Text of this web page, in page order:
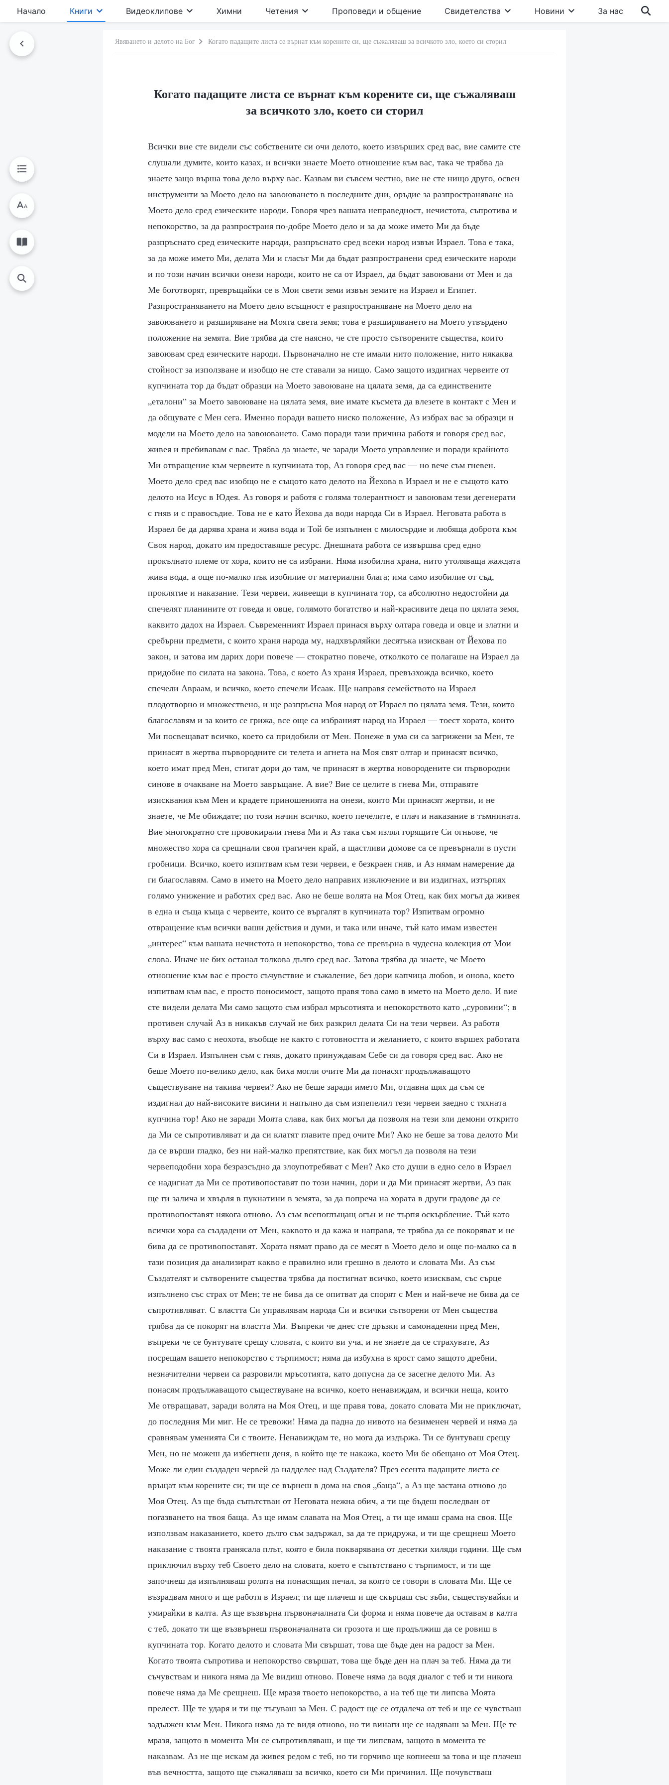
Начало Книги Видеоклипове Химни Четения Проповеди и общение Свидетелства Новини За нас
Явяването и делото на Бог Когато падащите листа се върнат към корените си, ще съжаляваш за всичкото зло, което си сторил
Когато падащите листа се върнат към корените си, ще съжаляваш
за всичкото зло, което си сторил
Всички вие сте видели със собствените си очи делото, което извърших сред вас, вие самите сте
слушали думите, които казах, и всички знаете Моето отношение към вас, така че трябва да
знаете защо върша това дело върху вас. Казвам ви съвсем честно, вие не сте нищо друго, освен
инструменти за Моето дело на завоюването в последните дни, оръдие за разпространяване на
Моето дело сред езическите народи. Говоря чрез вашата неправедност, нечистота, съпротива и
непокорство, за да разпространя по-добре Моето дело и за да може името Ми да бъде
разпръснато сред езическите народи, разпръснато сред всеки народ извън Израел. Това е така,
за да може името Ми, делата Ми и гласът Ми да бъдат разпространени сред езическите народи
и по този начин всички онези народи, които не са от Израел, да бъдат завоювани от Мен и да
Ме боготворят, превръщайки се в Мои свети земи извън земите на Израел и Египет.
Разпространяването на Моето дело всъщност е разпространяване на Моето дело на
завоюването и разширяване на Моята света земя; това е разширяването на Моето утвърдено
положение на земята. Вие трябва да сте наясно, че сте просто сътворените същества, които
завоювам сред езическите народи. Първоначално не сте имали нито положение, нито някаква
стойност за използване и изобщо не сте ставали за нищо. Само защото издигнах червеите от
купчината тор да бъдат образци на Моето завоюване на цялата земя, да са единствените
„еталони“ за Моето завоюване на цялата земя, вие имате късмета да влезете в контакт с Мен и
да общувате с Мен сега. Именно поради вашето ниско положение, Аз избрах вас за образци и
модели на Моето дело на завоюването. Само поради тази причина работя и говоря сред вас,
живея и пребивавам с вас. Трябва да знаете, че заради Моето управление и поради крайното
Ми отвращение към червеите в купчината тор, Аз говоря сред вас — но вече съм гневен.
Моето дело сред вас изобщо не е същото като делото на Йехова в Израел и не е същото като
делото на Исус в Юдея. Аз говоря и работя с голяма толерантност и завоювам тези дегенерати
с гняв и с правосъдие. Това не е като Йехова да води народа Си в Израел. Неговата работа в
Израел бе да дарява храна и жива вода и Той бе изпълнен с милосърдие и любяща доброта към
Своя народ, докато им предоставяше ресурс. Днешната работа се извършва сред едно
прокълнато племе от хора, които не са избрани. Няма изобилна храна, нито утоляваща жаждата
жива вода, а още по-малко пък изобилие от материални блага; има само изобилие от съд,
проклятие и наказание. Тези червеи, живеещи в купчината тор, са абсолютно недостойни да
спечелят планините от говеда и овце, голямото богатство и най-красивите деца по цялата земя,
каквито дадох на Израел. Съвременният Израел принася върху олтара говеда и овце и златни и
сребърни предмети, с които храня народа му, надхвърляйки десятъка изискван от Йехова по
закон, и затова им дарих дори повече — стократно повече, отколкото се полагаше на Израел да
придобие по силата на закона. Това, с което Аз храня Израел, превъзхожда всичко, което
спечели Авраам, и всичко, което спечели Исаак. Ще направя семейството на Израел
плодотворно и множествено, и ще разпръсна Моя народ от Израел по цялата земя. Тези, които
благославям и за които се грижа, все още са избраният народ на Израел — тоест хората, които
Ми посвещават всичко, което са придобили от Мен. Понеже в ума си са загрижени за Мен, те
принасят в жертва първородните си телета и агнета на Моя свят олтар и принасят всичко,
което имат пред Мен, стигат дори до там, че принасят в жертва новородените си първородни
синове в очакване на Моето завръщане. А вие? Вие се целите в гнева Ми, отправяте
изисквания към Мен и крадете приношенията на онези, които Ми принасят жертви, и не
знаете, че Ме обиждате; по този начин всичко, което печелите, е плач и наказание в тъмнината.
Вие многократно сте провокирали гнева Ми и Аз така съм излял горящите Си огньове, че
множество хора са срещнали своя трагичен край, а щастливи домове са се превърнали в пусти
гробници. Всичко, което изпитвам към тези червеи, е безкраен гняв, и Аз нямам намерение да
ги благославям. Само в името на Моето дело направих изключение и ви издигнах, изтърпях
голямо унижение и работих сред вас. Ако не беше волята на Моя Отец, как бих могъл да живея
в една и съща къща с червеите, които се въргалят в купчината тор? Изпитвам огромно
отвращение към всички ваши действия и думи, и така или иначе, тъй като имам известен
„интерес“ към вашата нечистота и непокорство, това се превърна в чудесна колекция от Мои
слова. Иначе не бих останал толкова дълго сред вас. Затова трябва да знаете, че Моето
отношение към вас е просто съчувствие и съжаление, без дори капчица любов, и онова, което
изпитвам към вас, е просто поносимост, защото правя това само в името на Моето дело. И вие
сте видели делата Ми само защото съм избрал мръсотията и непокорството като „суровини“; в
противен случай Аз в никакъв случай не бих разкрил делата Си на тези червеи. Аз работя
върху вас само с неохота, въобще не както с готовността и желанието, с които вършех работата
Си в Израел. Изпълнен съм с гняв, докато принуждавам Себе си да говоря сред вас. Ако не
беше Моето по-велико дело, как биха могли очите Ми да понасят продължаващото
съществуване на такива червеи? Ако не беше заради името Ми, отдавна щях да съм се
издигнал до най-високите висини и напълно да съм изпепелил тези червеи заедно с тяхната
купчина тор! Ако не заради Моята слава, как бих могъл да позволя на тези зли демони открито
да Ми се съпротивляват и да си клатят главите пред очите Ми? Ако не беше за това делото Ми
да се върши гладко, без ни най-малко препятствие, как бих могъл да позволя на тези
червеподобни хора безразсъдно да злоупотребяват с Мен? Ако сто души в едно село в Израел
се надигнат да Ми се противопоставят по този начин, дори и да Ми принасят жертви, Аз пак
ще ги залича и хвърля в пукнатини в земята, за да попреча на хората в други градове да се
противопоставят някога отново. Аз съм всепоглъщащ огън и не търпя оскърбление. Тъй като
всички хора са създадени от Мен, каквото и да кажа и направя, те трябва да се покоряват и не
бива да се противопоставят. Хората нямат право да се месят в Моето дело и още по-малко са в
тази позиция да анализират какво е правилно или грешно в делото и словата Ми. Аз съм
Създателят и сътворените същества трябва да постигнат всичко, което изисквам, със сърце
изпълнено със страх от Мен; те не бива да се опитват да спорят с Мен и най-вече не бива да се
съпротивляват. С властта Си управлявам народа Си и всички сътворени от Мен същества
трябва да се покорят на властта Ми. Въпреки че днес сте дръзки и самонадеяни пред Мен,
въпреки че се бунтувате срещу словата, с които ви уча, и не знаете да се страхувате, Аз
посрещам вашето непокорство с търпимост; няма да избухна в ярост само защото дребни,
незначителни червеи са разровили мръсотията, като допусна да се засегне делото Ми. Аз
понасям продължаващото съществуване на всичко, което ненавиждам, и всички неща, които
Ме отвращават, заради волята на Моя Отец, и ще правя това, докато словата Ми не приключат,
до последния Ми миг. Не се тревожи! Няма да падна до нивото на безименен червей и няма да
сравнявам уменията Си с твоите. Ненавиждам те, но мога да издържа. Ти се бунтуваш срещу
Мен, но не можеш да избегнеш деня, в който ще те накажа, което Ми бе обещано от Моя Отец.
Може ли един създаден червей да надделее над Създателя? През есента падащите листа се
връщат към корените си; ти ще се върнеш в дома на своя „баща“, а Аз ще застана отново до
Моя Отец. Аз ще бъда съпътстван от Неговата нежна обич, а ти ще бъдеш последван от
погазването на твоя баща. Аз ще имам славата на Моя Отец, а ти ще имаш срама на своя. Ще
използвам наказанието, което дълго съм задържал, за да те придружа, и ти ще срещнеш Моето
наказание с твоята гранясала плът, която е била покварявана от десетки хиляди години. Ще съм
приключил върху теб Своето дело на словата, което е съпътствано с търпимост, и ти ще
започнеш да изпълняваш ролята на понасящия печал, за която се говори в словата Ми. Ще се
възрадвам много и ще работя в Израел; ти ще плачеш и ще скърцаш със зъби, съществувайки и
умирайки в калта. Аз ще възвърна първоначалната Си форма и няма повече да оставам в калта
с теб, докато ти ще възвърнеш първоначалната си грозота и ще продължиш да се ровиш в
купчината тор. Когато делото и словата Ми свършат, това ще бъде ден на радост за Мен.
Когато твоята съпротива и непокорство свършат, това ще бъде ден на плач за теб. Няма да ти
съчувствам и никога няма да Ме видиш отново. Повече няма да водя диалог с теб и ти никога
повече няма да Ме срещнеш. Ще мразя твоето непокорство, а на теб ще ти липсва Моята
прелест. Ще те ударя и ти ще тъгуваш за Мен. С радост ще се отдалеча от теб и ще се чувстваш
задължен към Мен. Никога няма да те видя отново, но ти винаги ще се надяваш за Мен. Ще те
мразя, защото в момента Ми се съпротивляваш, и ще ти липсвам, защото в момента те
наказвам. Аз не ще искам да живея редом с теб, но ти горчиво ще копнееш за това и ще плачеш
във вечността, защото ще съжаляваш за всичко, което си Ми причинил. Ще почувстваш